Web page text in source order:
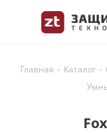
Главная - Каталог -